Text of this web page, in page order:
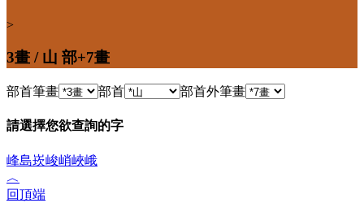
>
3畫 / 山 部+7畫
部首筆畫 部首 部首外筆畫
請選擇您欲查詢的字
峰島崁峻峭峽峨
︿
回頂端